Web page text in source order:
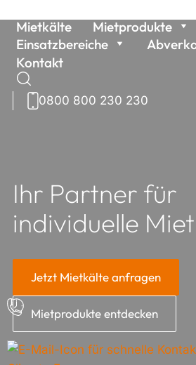
zum
Inhalt
Mietkälte
Mietprodukte
Einsatzbereiche
Kontakt
Suchen
0800 800 230 230
Ihr Partner für
individuelle
Jetzt Mietkälte anfragen
Mietprodukte entdecken